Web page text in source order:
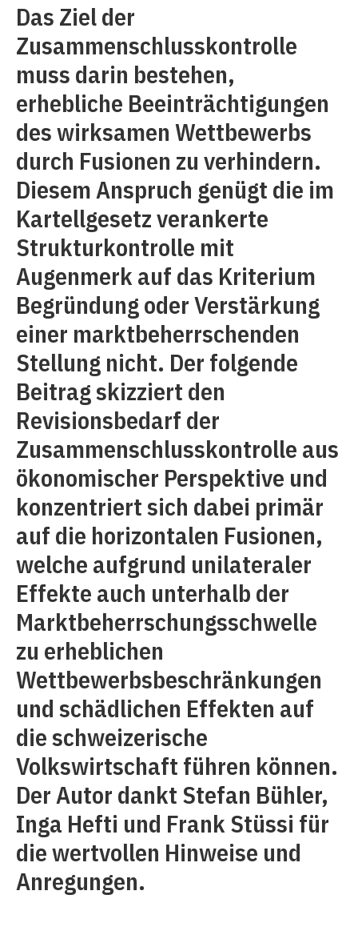
Das Ziel der
Zusammenschlusskontrolle
muss darin bestehen,
erhebliche Beeinträchtigungen
des wirksamen Wettbewerbs
durch Fusionen zu verhindern.
Diesem Anspruch genügt die im
Kartellgesetz verankerte
Strukturkontrolle mit
Augenmerk auf das Kriterium
Begründung oder Verstärkung
einer marktbeherrschenden
Stellung nicht. Der folgende
Beitrag skizziert den
Revisionsbedarf der
Zusammenschlusskontrolle aus
ökonomischer Perspektive und
konzentriert sich dabei primär
auf die horizontalen Fusionen,
welche aufgrund unilateraler
Effekte auch unterhalb der
Marktbeherrschungsschwelle
zu erheblichen
Wettbewerbsbeschränkungen
und schädlichen Effekten auf
die schweizerische
Volkswirtschaft führen können.
Der Autor dankt Stefan Bühler,
Inga Hefti und Frank Stüssi für
die wertvollen Hinweise und
Anregungen.